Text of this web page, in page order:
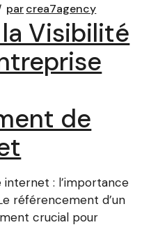
parcrea7agency
Visibilité
de
: l’importance
référencement d’un
crucial pour